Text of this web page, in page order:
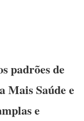
padrões de
Mais Saúde e
e